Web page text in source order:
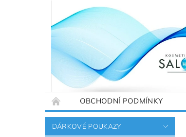
OBCHODNÍ PODMÍNKY
DÁRKOVÉ POUKAZY